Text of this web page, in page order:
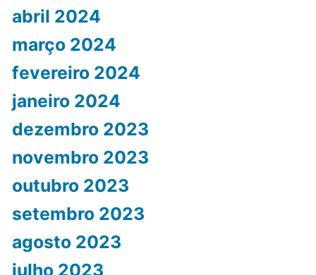
abril 2024
março 2024
fevereiro 2024
janeiro 2024
dezembro 2023
novembro 2023
outubro 2023
setembro 2023
agosto 2023
julho 2023